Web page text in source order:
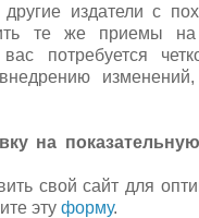
издатели с
те же приемы на
потребуется
на
свой сайт для
эту форму.